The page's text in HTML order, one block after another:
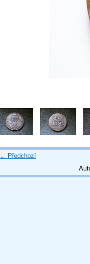
← Předchozí